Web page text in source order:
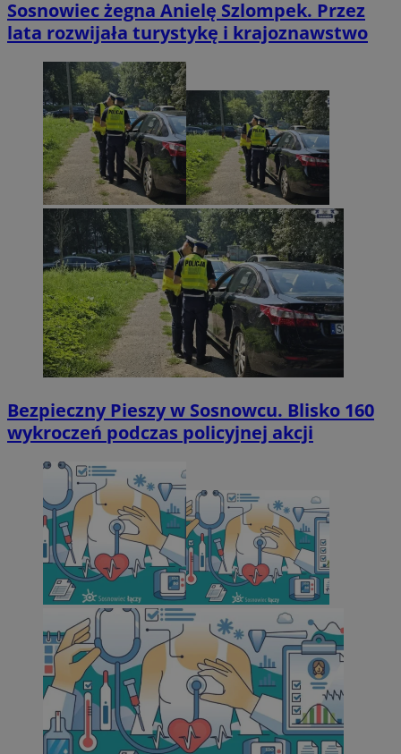
Sosnowiec żegna Anielę Szlompek. Przez
lata rozwijała turystykę i krajoznawstwo
Bezpieczny Pieszy w Sosnowcu. Blisko 160
wykroczeń podczas policyjnej akcji